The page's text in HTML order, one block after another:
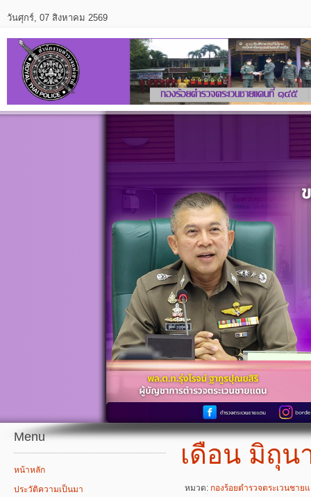
วันศุกร์, 07 สิงหาคม 2569
Menu
หน้าหลัก
ประวัติความเป็นมา
เดือน มิถุน
หมวด: กองร้อยตำรวจตระเวนชาย